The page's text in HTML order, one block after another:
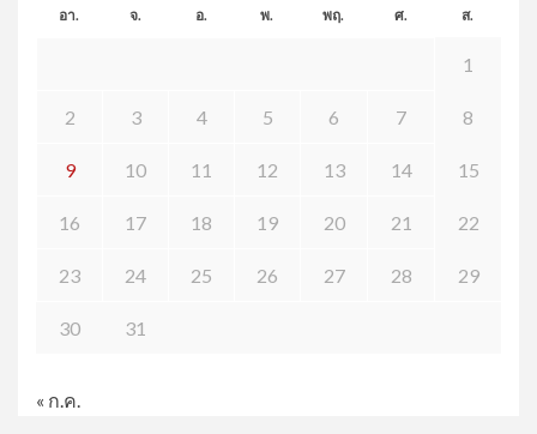
อา. จ. อ. พ. พฤ. ศ. ส.
1
2 3 4 5 6 7 8
9 10 11 12 13 14 15
16 17 18 19 20 21 22
23 24 25 26 27 28 29
30 31
« ก.ค.